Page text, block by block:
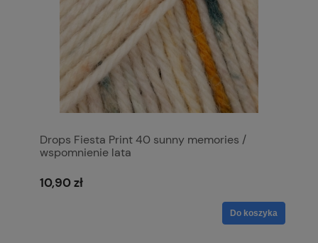
Drops Fiesta Print 40 sunny memories /
wspomnienie lata
10,90 zł
Do koszyka